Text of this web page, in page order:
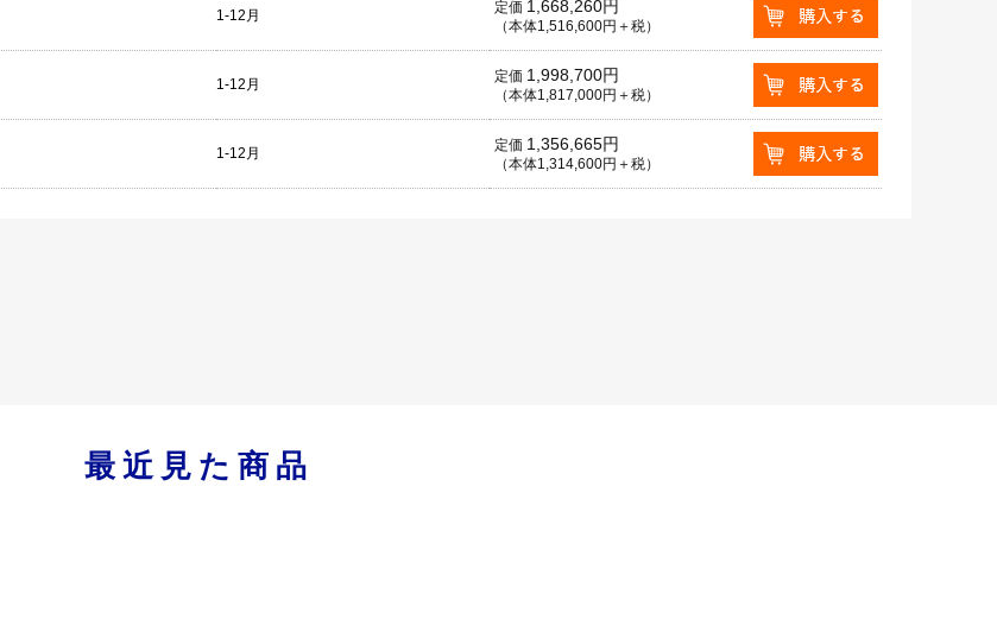
1-12月 定価 1,668,260円
（本体1,516,600円＋税）
1-12月 定価 1,998,700円
（本体1,817,000円＋税）
1-12月 定価 1,356,665円
（本体1,314,600円＋税）
最近見た商品